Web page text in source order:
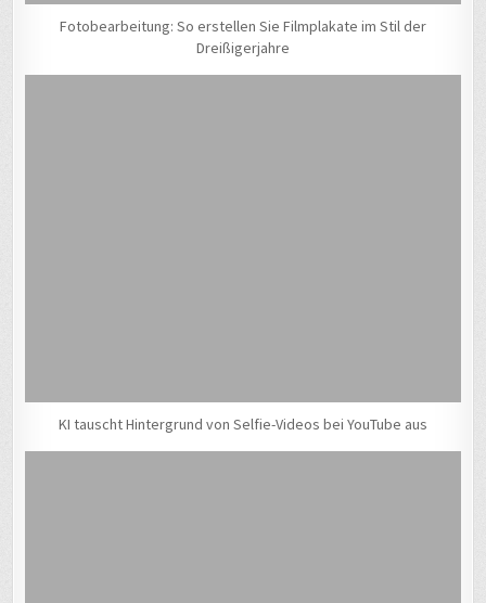
Fotobearbeitung: So erstellen Sie Filmplakate im Stil der
Dreißigerjahre
KI tauscht Hintergrund von Selfie-Videos bei YouTube aus